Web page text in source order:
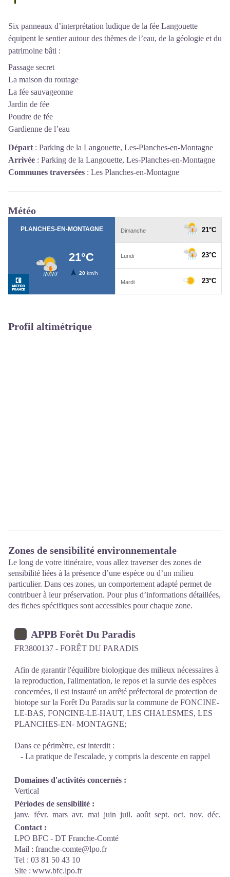
Six panneaux d’interprétation ludique de la fée Langouette
équipent le sentier autour des thèmes de l’eau, de la géologie et du
patrimoine bâti :
Passage secret
La maison du routage
La fée sauvageonne
Jardin de fée
Poudre de fée
Gardienne de l’eau
Départ : Parking de la Langouette, Les-Planches-en-Montagne
Arrivée : Parking de la Langouette, Les-Planches-en-Montagne
Communes traversées : Les Planches-en-Montagne
Météo
Profil altimétrique
Zones de sensibilité environnementale
Le long de votre itinéraire, vous allez traverser des zones de
sensibilité liées à la présence d’une espèce ou d’un milieu
particulier. Dans ces zones, un comportement adapté permet de
contribuer à leur préservation. Pour plus d’informations détaillées,
des fiches spécifiques sont accessibles pour chaque zone.
APPB Forêt Du Paradis
FR3800137 - FORÊT DU PARADIS
Afin de garantir l'équilibre biologique des milieux nécessaires à
la reproduction, l'alimentation, le repos et la survie des espèces
concernées, il est instauré un arrêté préfectoral de protection de
biotope sur la Forêt Du Paradis sur la commune de FONCINE-
LE-BAS, FONCINE-LE-HAUT, LES CHALESMES, LES
PLANCHES-EN- MONTAGNE;
Dans ce périmètre, est interdit :
- La pratique de l'escalade, y compris la descente en rappel
Domaines d'activités concernés :
Vertical
Périodes de sensibilité :
janv. févr. mars avr. mai juin juil. août sept. oct. nov. déc.
Contact :
LPO BFC - DT Franche-Comté
Mail : franche-comte@lpo.fr
Tel : 03 81 50 43 10
Site : www.bfc.lpo.fr